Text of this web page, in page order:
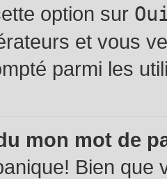
option sur
et vous
parmi les
mon mot de
Bien que